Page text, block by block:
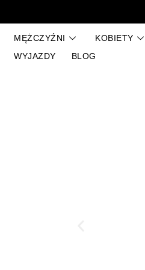
MĘŻCZYŹNI KOBIETY
WYJAZDY
BLOG